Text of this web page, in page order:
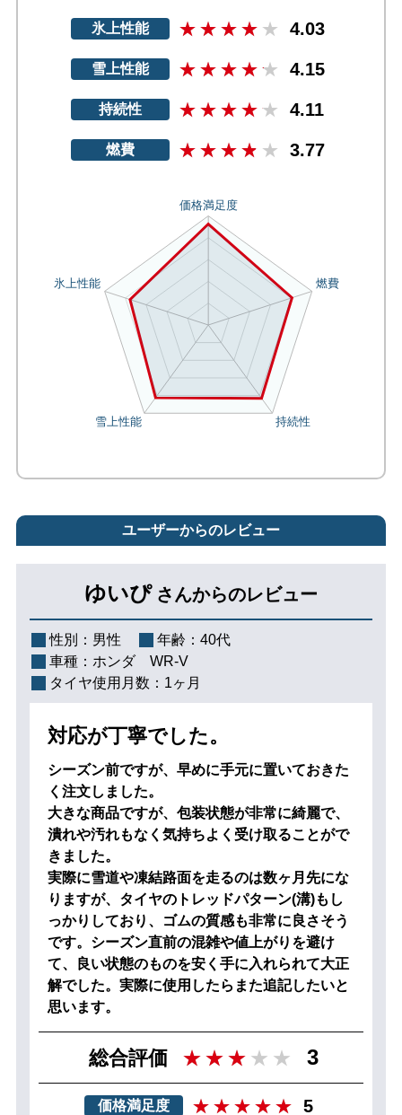
氷上性能 4.03
雪上性能 4.15
持続性 4.11
燃費 3.77
ユーザーからのレビュー
ゆいぴ さんからのレビュー
性別： 男性 年齢： 40代
車種： ホンダ WR-V
タイヤ使用月数： 1ヶ月
対応が丁寧でした。
シーズン前ですが、早めに手元に置いておきた
く注文しました。
大きな商品ですが、包装状態が非常に綺麗で、
潰れや汚れもなく気持ちよく受け取ることがで
きました。
実際に雪道や凍結路面を走るのは数ヶ月先にな
りますが、タイヤのトレッドパターン(溝)もし
っかりしており、ゴムの質感も非常に良さそう
です。シーズン直前の混雑や値上がりを避け
て、良い状態のものを安く手に入れられて大正
解でした。実際に使用したらまた追記したいと
思います。
総合評価 3
価格満足度 5